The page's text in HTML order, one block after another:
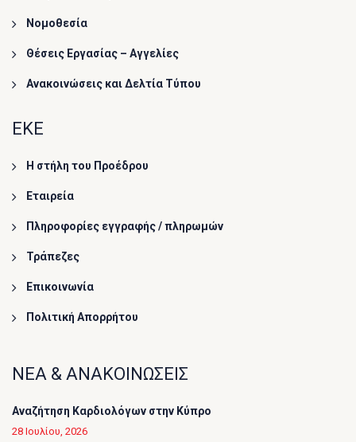
Νομοθεσία
Θέσεις Εργασίας – Αγγελίες
Ανακοινώσεις και Δελτία Τύπου
ΕΚΕ
Η στήλη του Προέδρου
Εταιρεία
Πληροφορίες εγγραφής / πληρωμών
Τράπεζες
Επικοινωνία
Πολιτική Απορρήτου
ΝΕΑ & ΑΝΑΚΟΙΝΩΣΕΙΣ
Αναζήτηση Καρδιολόγων στην Κύπρο
28 Ιουλίου, 2026